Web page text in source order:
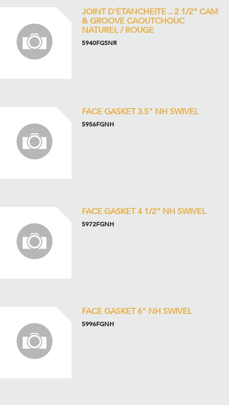
JOINT D'ÉTANCHÉITÉ .. 2 1/2" CAM
& GROOVE CAOUTCHOUC
NATUREL / ROUGE
5940FGSNR
FACE GASKET 3.5" NH SWIVEL
5956FGNH
FACE GASKET 4 1/2" NH SWIVEL
5972FGNH
FACE GASKET 6" NH SWIVEL
5996FGNH